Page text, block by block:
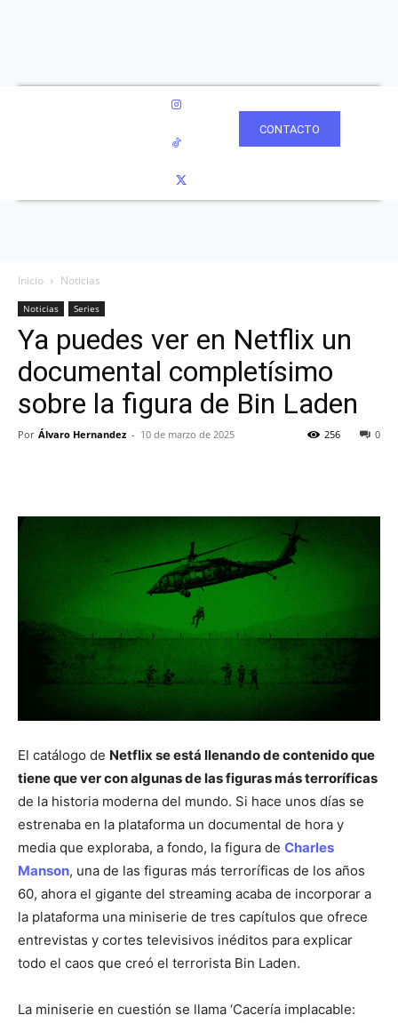
CONTACTO
Inicio Noticias
Noticias Series
Ya puedes ver en Netflix un
documental completísimo
sobre la figura de Bin Laden
Por Álvaro Hernandez - 10 de marzo de 2025 0
256
El catálogo de Netflix se está llenando de contenido que
tiene que ver con algunas de las figuras más terroríficas
de la historia moderna del mundo. Si hace unos días se
estrenaba en la plataforma un documental de hora y
media que exploraba, a fondo, la figura de Charles
Manson, una de las figuras más terroríficas de los años
60, ahora el gigante del streaming acaba de incorporar a
la plataforma una miniserie de tres capítulos que ofrece
entrevistas y cortes televisivos inéditos para explicar
todo el caos que creó el terrorista Bin Laden.
La miniserie en cuestión se llama ‘Cacería implacable: